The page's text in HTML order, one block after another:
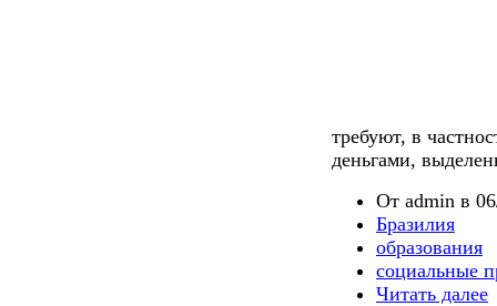
требуют, в
деньгами,
От admin в
Бразилия
образования
социальные
Читать далее